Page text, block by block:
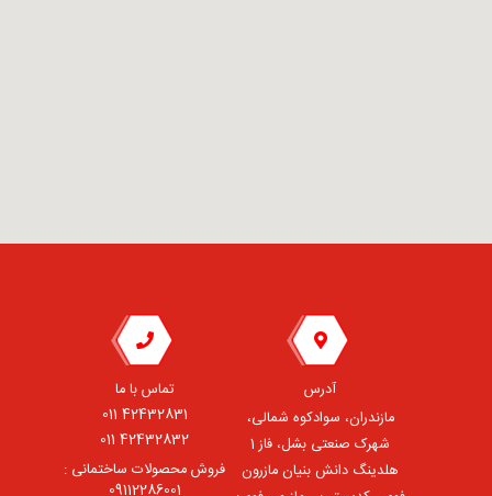
آدرس
مازندران، سوادکوه شمالی،
شهرک صنعتی بشل، فاز 1
هلدینگ دانش بنیان مازرون
تماس با ما
42432831 011
42432832 011
فروش محصولات ساختمانی :
09112286001